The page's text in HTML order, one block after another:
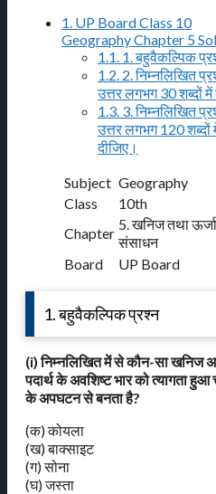
1. UP Board Class 10
Geography Chapter 5
1.1. 1. बहुवैकल्पिक
1.2. 2. निम्नलिखित
उत्तर लगभग 30 शब्दों में
1.3. 3. निम्नलिखित
उत्तर लगभग 120 शब्दों
दीजिए।
Subject Geography
Class
10th
Chapter
5. खनिज तथा ऊर्जा
संसाधन
Board
UP Board
1. बहुवैकल्पिक प्रश्न
(i) निम्नलिखित में से कौन-सा खनिज
पदार्थ के अवशिष्ट भार को त्यागता हुआ
के अपघटन से बनता है?
(क) कोयला
(ख) बाक्साइट
(ग) सोना
(घ) जस्ता